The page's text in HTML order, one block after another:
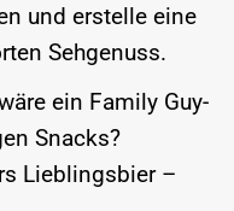
und erstelle eine
Sehgenuss.
ein Family Guy-
Snacks?
Lieblingsbier –